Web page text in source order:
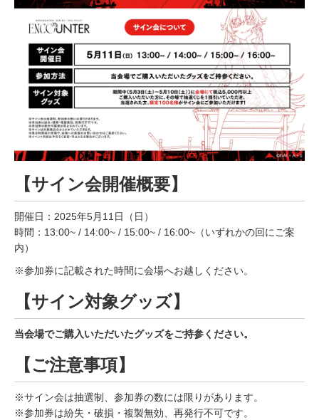
【サイン会開催概要】
開催日：2025年5月11日（日）
時間：13:00~ / 14:00~ / 15:00~ / 16:00~（いずれかの回にご案
内）
※参加券に記載された時間に会場へお越しください。
【サイン対象グッズ】
当会場でご購入いただいたグッズをご持参ください。
【ご注意事項】
※サイン会は抽選制、参加券の数には限りがあります。
※参加券は紛失・破損・複製無効、再発行不可です。